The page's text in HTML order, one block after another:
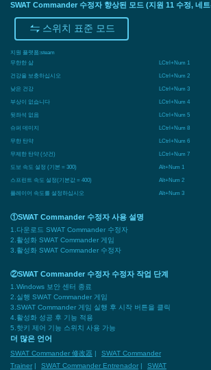
SWAT Commander 수정자 향상된 모드 (지원 11 수정, 네
스위치 표준 모드
지원 플랫폼:steam
무한한 삶
LCtrl+Num 1
건강을 보충하십시오
LCtrl+Num 2
낮은 건강
LCtrl+Num 3
부상이 없습니다
LCtrl+Num 4
뒷좌석 없음
LCtrl+Num 5
슈퍼 데미지
LCtrl+Num 8
무한 탄약
LCtrl+Num 6
무제한 탄약 (샷건)
LCtrl+Num 7
도보 속도 설정 (기본 = 300)
Alt+Num 1
스프린트 속도 설정(기본값 = 400)
Alt+Num 2
플레이어 속도를 설정하십시오
Alt+Num 3
①SWAT Commander 수정자 사용 설명
1.다운로드 SWAT Commander 수정자
2.활성화 SWAT Commander 게임
3.활성화 SWAT Commander 수정자
②SWAT Commander 수정자 수정자 작업 단계
1.Windows 보안 센터 종료
2.실행 SWAT Commander 게임
3.SWAT Commander 게임 실행 후 시작 버튼을 클릭
4.활성화 성공 후 기능 적용
5.핫키 제어 기능 스위치 사용 가능
더 많은 언어
SWAT Commander 修改器 |
SWAT Commander
Trainer | SWAT Commander Entrenador |
SWAT